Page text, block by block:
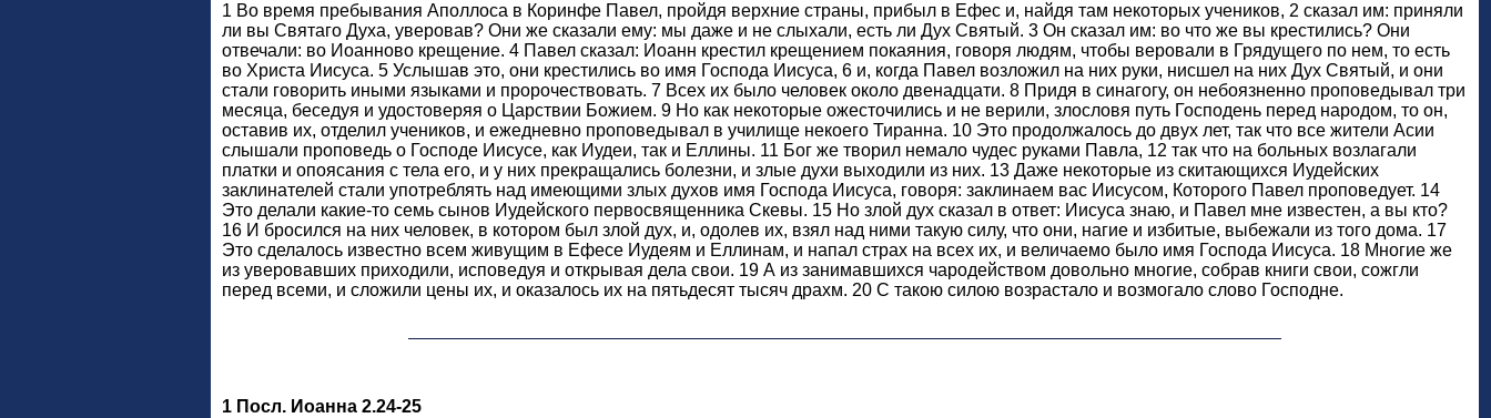
1 Во время пребывания Аполлоса в Коринфе Павел, пройдя верхние страны, прибыл в Ефес и, найдя там некоторых учеников, 2 сказал им: приняли
ли вы Святаго Духа, уверовав? Они же сказали ему: мы даже и не слыхали, есть ли Дух Святый. 3 Он сказал им: во что же вы крестились? Они
отвечали: во Иоанново крещение. 4 Павел сказал: Иоанн крестил крещением покаяния, говоря людям, чтобы веровали в Грядущего по нем, то есть
во Христа Иисуса. 5 Услышав это, они крестились во имя Господа Иисуса, 6 и, когда Павел возложил на них руки, нисшел на них Дух Святый, и они
стали говорить иными языками и пророчествовать. 7 Всех их было человек около двенадцати. 8 Придя в синагогу, он небоязненно проповедывал три
месяца, беседуя и удостоверяя о Царствии Божием. 9 Но как некоторые ожесточились и не верили, злословя путь Господень перед народом, то он,
оставив их, отделил учеников, и ежедневно проповедывал в училище некоего Тиранна. 10 Это продолжалось до двух лет, так что все жители Асии
слышали проповедь о Господе Иисусе, как Иудеи, так и Еллины. 11 Бог же творил немало чудес руками Павла, 12 так что на больных возлагали
платки и опоясания с тела его, и у них прекращались болезни, и злые духи выходили из них. 13 Даже некоторые из скитающихся Иудейских
заклинателей стали употреблять над имеющими злых духов имя Господа Иисуса, говоря: заклинаем вас Иисусом, Которого Павел проповедует. 14
Это делали какие-то семь сынов Иудейского первосвященника Скевы. 15 Но злой дух сказал в ответ: Иисуса знаю, и Павел мне известен, а вы кто?
16 И бросился на них человек, в котором был злой дух, и, одолев их, взял над ними такую силу, что они, нагие и избитые, выбежали из того дома. 17
Это сделалось известно всем живущим в Ефесе Иудеям и Еллинам, и напал страх на всех их, и величаемо было имя Господа Иисуса. 18 Многие же
из уверовавших приходили, исповедуя и открывая дела свои. 19 А из занимавшихся чародейством довольно многие, собрав книги свои, сожгли
перед всеми, и сложили цены их, и оказалось их на пятьдесят тысяч драхм. 20 С такою силою возрастало и возмогало слово Господне.
1 Посл. Иоанна 2.24-25